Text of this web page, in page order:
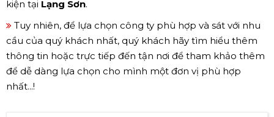
kiện tại Lạng Sơn.
Tuy nhiên, để lựa chọn công ty phù hợp và sát với nhu
cầu của quý khách nhất, quý khách hãy tìm hiểu thêm
thông tin hoặc trực tiếp đến tận nơi để tham khảo thêm
để dễ dàng lựa chọn cho mình một đơn vị phù hợp
nhất...!